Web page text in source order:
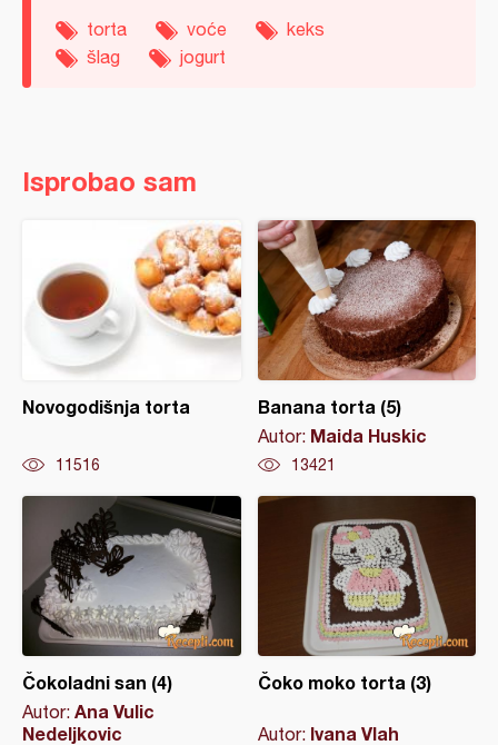
torta voće
keks
šlag
jogurt
Isprobao sam
Novogodišnja torta
11516
Banana torta (5)
Autor: Maida Huskic
13421
Čokoladni san (4)
Autor: Ana Vulic
Nedeljkovic
Čoko moko torta (3)
Autor: Ivana Vlah